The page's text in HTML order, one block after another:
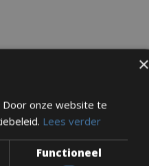
×
onze website te
Lees verder
Functioneel